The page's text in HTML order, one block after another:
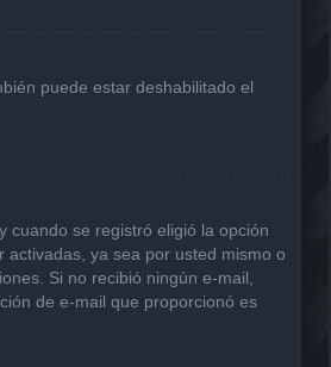
puede estar deshabilitado el
cuando se registró eligió la opción
ya sea por usted mismo o
Si no recibió ningún e-mail,
de e-mail que proporcionó es